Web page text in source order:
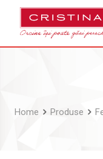
Home Produse